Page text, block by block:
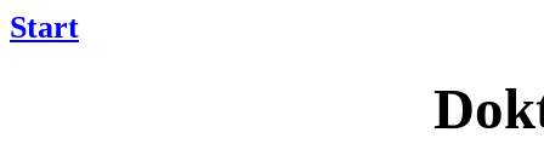
Start